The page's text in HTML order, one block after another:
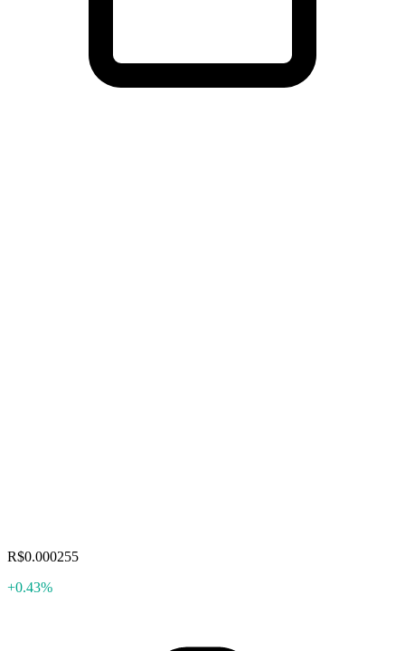
R$0.000255
+0.43%